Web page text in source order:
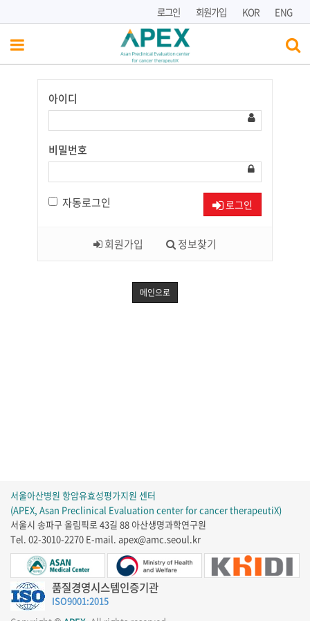
로그인 회원가입 KOR ENG
Have
Nice
Day!
아이디
비밀번호
자동로그인 로그인
회원가입 정보찾기
메인으로
서울아산병원 항암유효성평가지원 센터
(APEX, Asan Preclinical Evaluation center for cancer therapeutiX)
서울시 송파구 올림픽로 43길 88 아산생명과학연구원
Tel. 02-3010-2270 E-mail. apex@amc.seoul.kr
품질경영시스템인증기관
ISO9001:2015